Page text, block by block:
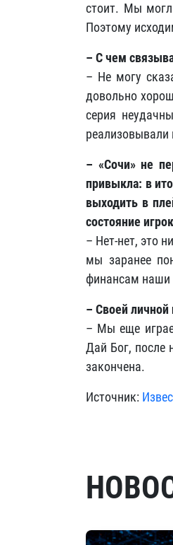
стоит. Мы
Поэтому
– С чем
– Не могу
довольно
серия
реализовывали
– «Сочи» не
привыкла: в
выходить в
состояние
– Нет-нет, это
мы заранее
финансам наши
– Своей личной
– Мы еще
Дай Бог, после
закончена.
Источник: